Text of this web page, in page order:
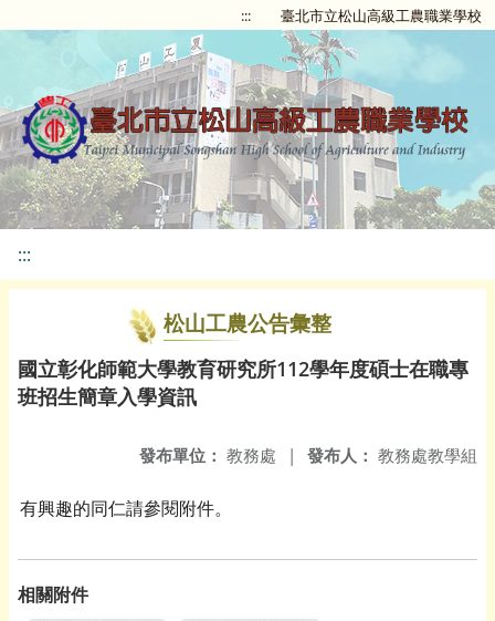
::: 臺北市立松山高級工農職業學校
:::
松山工農公告彙整
國立彰化師範大學教育研究所112學年度碩士在職專
班招生簡章入學資訊
發布人： 教務處教學組
發布單位： 教務處 |
有興趣的同仁請參閱附件。
相關附件